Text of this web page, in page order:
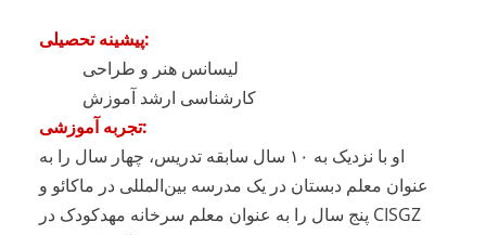
پیشینه تحصیلی:
لیسانس هنر و طراحی
کارشناسی ارشد آموزش
تجربه آموزشی:
او با نزدیک به ۱۰ سال سابقه تدریس، چهار سال را به
عنوان معلم دبستان در یک مدرسه بین‌المللی در ماکائو و
پنج سال را به عنوان معلم سرخانه مهدکودک در CISGZ